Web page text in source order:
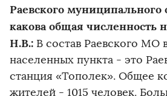
Раевского муниципального
какова общая численность
Н.В.: В состав Раевского МО
населенных пункта - это
станция «Тополек». Общее
жителей - 1015 человек.